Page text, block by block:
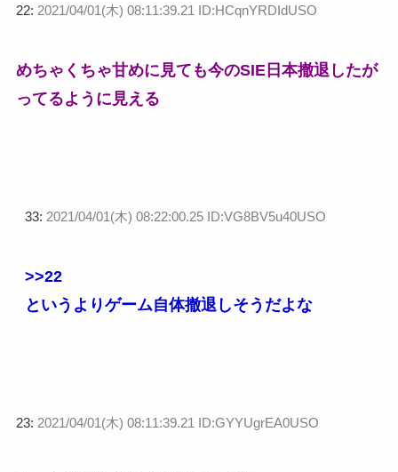
22: 2021/04/01(木) 08:11:39.21 ID:HCqnYRDIdUSO
めちゃくちゃ甘めに見ても今のSIE日本撤退したが
ってるように見える
33: 2021/04/01(木) 08:22:00.25 ID:VG8BV5u40USO
>>22
というよりゲーム自体撤退しそうだよな
23: 2021/04/01(木) 08:11:39.21 ID:GYYUgrEA0USO